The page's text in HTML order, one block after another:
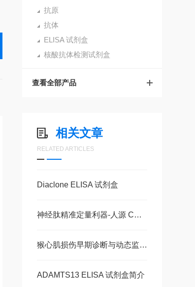
抗原
抗体
ELISA 试剂盒
核酸抗体检测试剂盒
查看全部产品
相关文章
RELATED ARTICLES
Diaclone ELISA 试剂盒
神经肽精准定量利器-人源 CGRP ELISA 试剂盒，多类型样本直接检测
猴心肌损伤早期诊断与动态监测-猴肌红蛋白ELISA 试剂盒
ADAMTS13 ELISA 试剂盒简介